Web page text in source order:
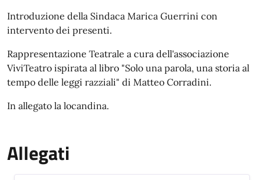
Introduzione della Sindaca Marica Guerrini con
intervento dei presenti.
Rappresentazione Teatrale a cura dell'associazione
ViviTeatro ispirata al libro "Solo una parola, una storia al
tempo delle leggi razziali" di Matteo Corradini.
In allegato la locandina.
Allegati